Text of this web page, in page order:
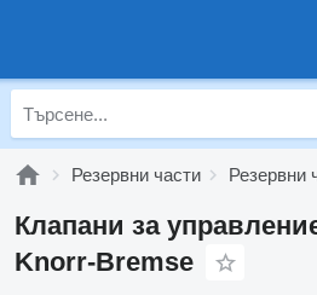
Резервни части Резервни
Клапани за
Knorr-Bremse